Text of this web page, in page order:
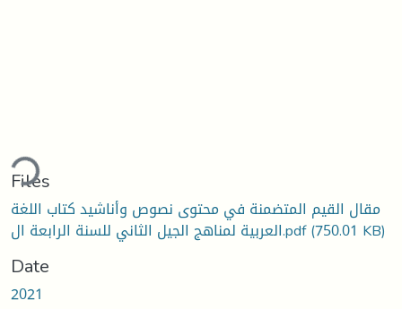
Files
مقال القيم المتضمنة في محتوى نصوص وأناشيد كتاب اللغة
العربية لمناهج الجيل الثاني للسنة الرابعة ال.pdf(750.01 KB)
Date
2021